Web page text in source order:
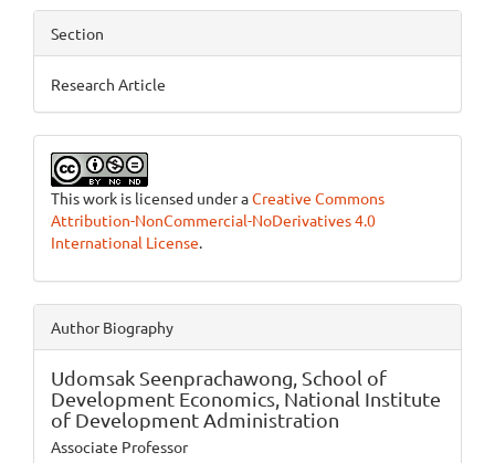
Section
Research Article
This work is licensed under aCreative Commons
Attribution-NonCommercial-NoDerivatives 4.0
International License.
Author Biography
Udomsak Seenprachawong, School of
Development Economics, National Institute
of Development Administration
Associate Professor